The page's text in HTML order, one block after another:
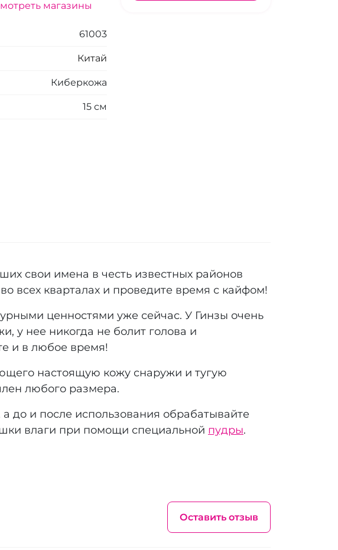
магазины
61003
Китай
Киберкожа
15 см
свои имена в честь известных районов
всех кварталах и проведите время с кайфом!
ценностями уже сейчас. У Гинзы очень
у нее никогда не болит голова и
и в любое время!
настоящую кожу снаружи и тугую
любого размера.
а до и после использования обрабатывайте
влаги при помощи специальной пудры.
Оставить отзыв